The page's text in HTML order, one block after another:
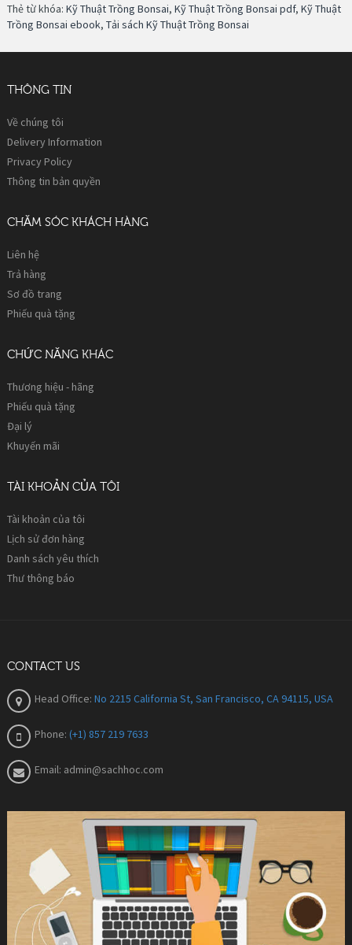
Thẻ từ khóa: Kỹ Thuật Trồng Bonsai, Kỹ Thuật Trồng Bonsai pdf, Kỹ Thuật
Trồng Bonsai ebook, Tải sách Kỹ Thuật Trồng Bonsai
THÔNG TIN
Về chúng tôi
Delivery Information
Privacy Policy
Thông tin bản quyền
CHĂM SÓC KHÁCH HÀNG
Liên hệ
Trả hàng
Sơ đồ trang
Phiếu quà tặng
CHỨC NĂNG KHÁC
Thương hiệu - hãng
Phiếu quà tặng
Đại lý
Khuyến mãi
TÀI KHOẢN CỦA TÔI
Tài khoản của tôi
Lịch sử đơn hàng
Danh sách yêu thích
Thư thông báo
CONTACT US
Head Office: No 2215 California St, San Francisco, CA 94115, USA
Phone: (+1) 857 219 7633
Email: admin@sachhoc.com